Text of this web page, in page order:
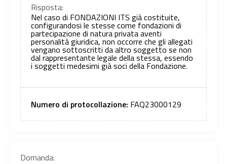
Risposta:
Nel caso di FONDAZIONI ITS già costituite,
configurandosi le stesse come fondazioni di
partecipazione di natura privata aventi
personalità giuridica, non occorre che gli allegati
vengano sottoscritti da altro soggetto se non
dal rappresentante legale della stessa, essendo
i soggetti medesimi già soci della Fondazione.
Numero di protocollazione: FAQ23000129
Domanda: